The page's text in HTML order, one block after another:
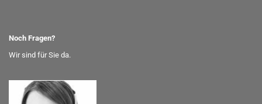
Noch Fragen?
Wir sind für Sie da.